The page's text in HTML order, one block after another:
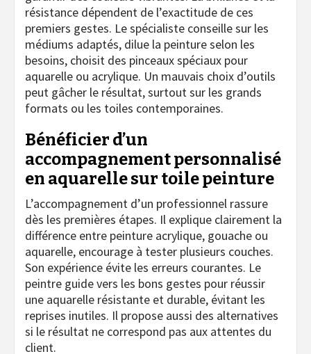
résistance dépendent de l’exactitude de ces
premiers gestes. Le spécialiste conseille sur les
médiums adaptés, dilue la peinture selon les
besoins, choisit des pinceaux spéciaux pour
aquarelle ou acrylique. Un mauvais choix d’outils
peut gâcher le résultat, surtout sur les grands
formats ou les toiles contemporaines.
Bénéficier d’un
accompagnement personnalisé
en aquarelle sur toile peinture
L’accompagnement d’un professionnel rassure
dès les premières étapes. Il explique clairement la
différence entre peinture acrylique, gouache ou
aquarelle, encourage à tester plusieurs couches.
Son expérience évite les erreurs courantes. Le
peintre guide vers les bons gestes pour réussir
une aquarelle résistante et durable, évitant les
reprises inutiles. Il propose aussi des alternatives
si le résultat ne correspond pas aux attentes du
client.